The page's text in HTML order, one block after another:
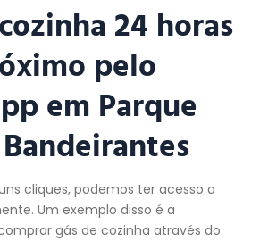
24 horas
pelo
em Parque
cliques, podemos ter acesso a
Um exemplo disso é a
gás de cozinha através do